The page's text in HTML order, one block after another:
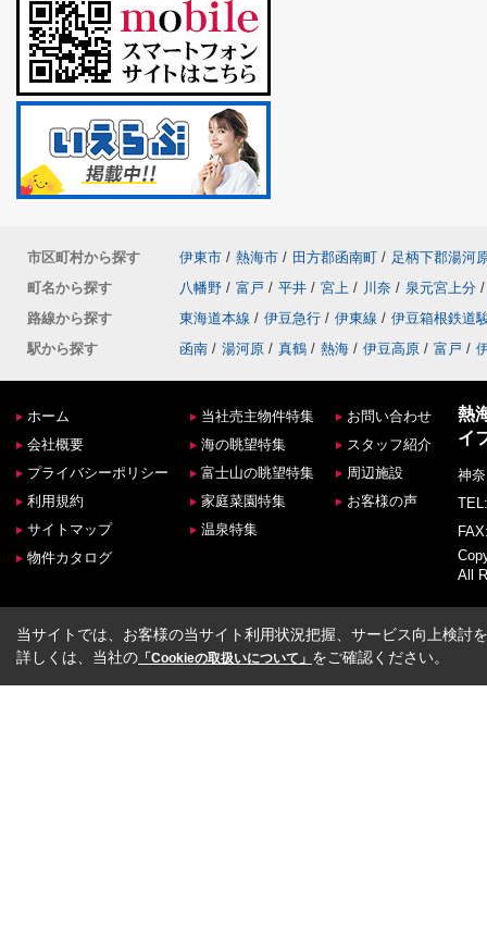
市区町村から探す 伊東市 / 熱海市 / 田方郡函南町 / 足柄下郡湯河
町名から探す
八幡野 / 富戸 / 平井 / 宮上 / 川奈 / 泉元宮上分 /
路線から探す
東海道本線 / 伊豆急行 / 伊東線 / 伊豆箱根鉄道
駅から探す
函南 / 湯河原 / 真鶴 / 熱海 / 伊豆高原 / 富戸 /
ホーム
会社概要
プライバシーポリシー
利用規約
サイトマップ
物件カタログ
当社売主物件特集
海の眺望特集
富士山の眺望特集
家庭菜園特集
温泉特集
お問い合わせ
スタッフ紹介
周辺施設
お客様の声
熱
イ
神
All
当サイトでは、お客様の当サイト利用状況把握、サービス向上検討
詳しくは、当社の 「Cookieの取扱いについて」 をご確認ください。